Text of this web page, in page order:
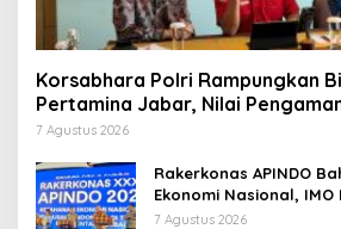
Korsabhara Polri Rampungkan
Pertamina Jabar, Nilai
Persen
7 Agustus 2026
Rakerkonas APINDO
Ekonomi Nasional,
Pentingnya Kolaborasi
7 Agustus 2026